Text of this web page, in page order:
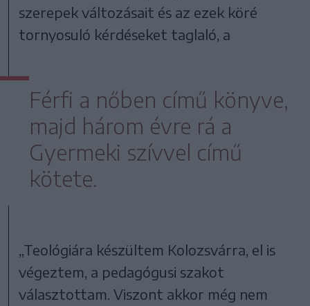
szerepek változásait és az ezek köré
tornyosuló kérdéseket taglaló, a
Férfi a nőben című könyve,
majd három évre rá a
Gyermeki szívvel című
kötete.
„Teológiára készültem Kolozsvárra, el is
végeztem, a pedagógusi szakot
választottam. Viszont akkor még nem